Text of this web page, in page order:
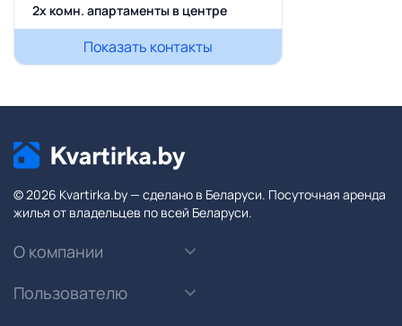
2х комн. апартаменты в центре
Показать контакты
© 2026 Kvartirka.by — сделано в Беларуси. Посуточная аренда
жилья от владельцев по всей Беларуси.
О компании
Пользователю